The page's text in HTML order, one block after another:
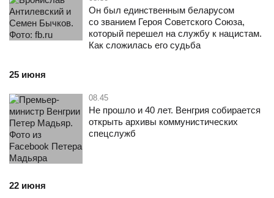
Он был единственным беларусом
со званием Героя Советского Союза,
который перешел на службу к нацистам.
Как сложилась его судьба
25 июня
Не прошло и 40 лет. Венгрия собирается
открыть архивы коммунистических
спецслужб
08.45
22 июня